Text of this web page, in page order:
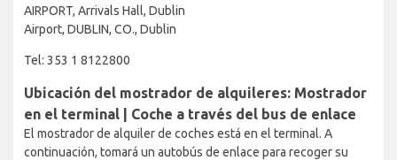
AIRPORT, Arrivals Hall, Dublin
Airport, DUBLIN, CO., Dublin
Tel: 353 1 8122800
Ubicación del mostrador de alquileres: Mostrador
en el terminal | Coche a través del bus de enlace
El mostrador de alquiler de coches está en el terminal. A
continuación, tomará un autobús de enlace para recoger su